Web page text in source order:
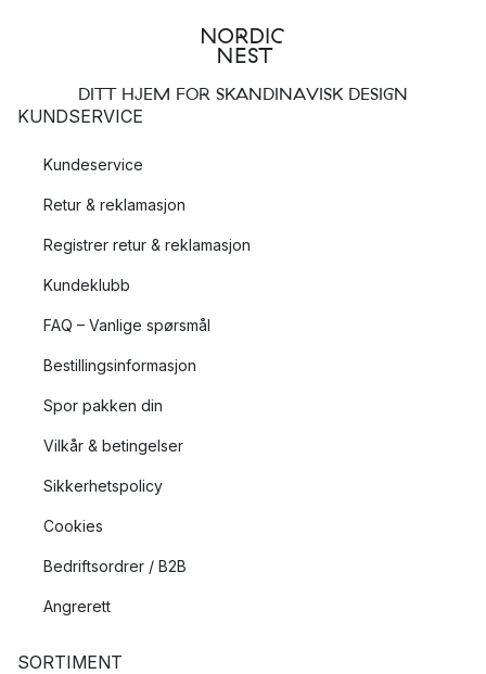
DITT HJEM FOR SKANDINAVISK DESIGN
KUNDSERVICE
Kundeservice
Retur & reklamasjon
Registrer retur & reklamasjon
Kundeklubb
FAQ – Vanlige spørsmål
Bestillingsinformasjon
Spor pakken din
Vilkår & betingelser
Sikkerhetspolicy
Cookies
Bedriftsordrer / B2B
Angrerett
SORTIMENT